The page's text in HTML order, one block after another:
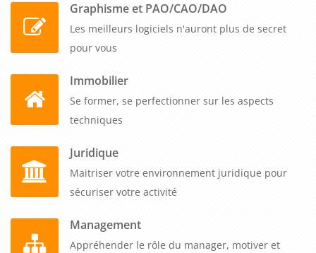
Graphisme et PAO/CAO/DAO
Les meilleurs logiciels n'auront plus de secret
pour vous
Immobilier
Se former, se perfectionner sur les aspects
techniques
Juridique
Maitriser votre environnement juridique pour
sécuriser votre activité
Management
Appréhender le rôle du manager, motiver et